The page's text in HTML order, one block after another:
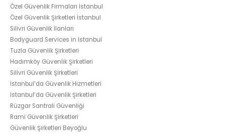
Özel Güvenlik Firmaları İstanbul
Özel Güvenlik Şirketleri İstanbul
Silivri Güvenlik İlanları
Bodyguard Services in Istanbul
Tuzla Güvenlik Şirketleri
Hadımköy Güvenlik Şirketleri
Silivri Güvenlik Şirketleri
İstanbul’da Güvenlik Hizmetleri
İstanbul’da Güvenlik Şirketleri
Rüzgar Santrali Güvenliği
Rami Güvenlik Şirketleri
Güvenlik Şirketleri Beyoğlu